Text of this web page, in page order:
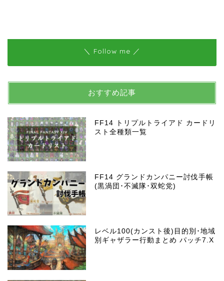
＼ Follow me ／
おすすめ記事
FF14 トリプルトライアド カードリ
スト全種類一覧
FF14 グランドカンパニー討伐手帳
(黒渦団･不滅隊･双蛇党)
レベル100(カンスト後)目的別･地域
別ギャザラー行動まとめ パッチ7.X